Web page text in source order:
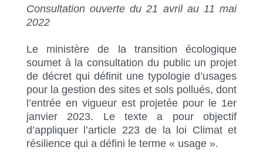
Consultation ouverte du 21 avril au 11 mai
2022
Le ministère de la transition écologique
soumet à la consultation du public un projet
de décret qui définit une typologie d’usages
pour la gestion des sites et sols pollués, dont
l’entrée en vigueur est projetée pour le 1er
janvier 2023. Le texte a pour objectif
d’appliquer l’article 223 de la loi Climat et
résilience qui a défini le terme « usage ».